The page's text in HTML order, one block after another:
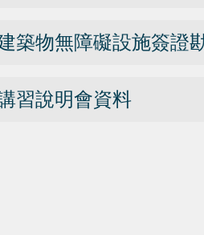
築物無障礙設施簽證
習說明會資料